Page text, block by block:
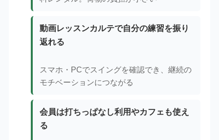
動画レッスンカルテで自分の練習を振り
返れる
スマホ・PCでスイングを確認でき、継続の
モチベーションにつながる
会員は打ちっぱなし利用やカフェも使え
る